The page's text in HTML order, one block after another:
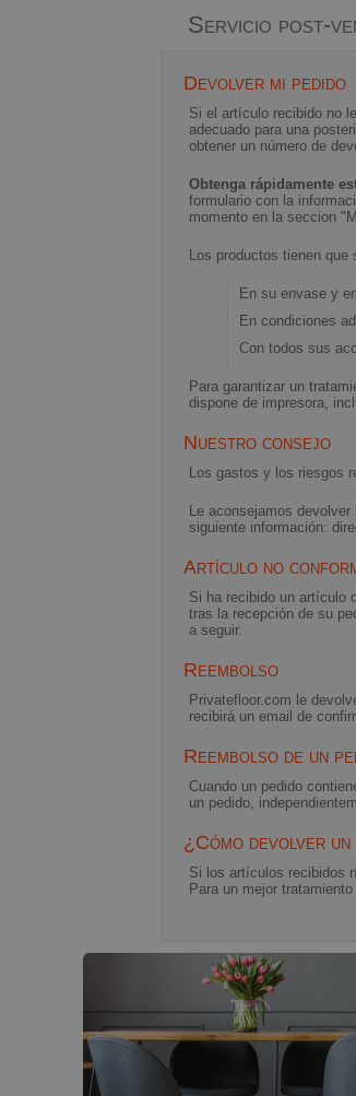
Servicio post-
Devolver mi pedido
Si el artículo recibido no
adecuado para una
obtener un número de
Obtenga rápidamente
formulario con la
momento en la seccion
Los productos tienen que
En su envase y
En condiciones
Con todos sus
Para garantizar un
dispone de impresora,
Nuestro consejo
Los gastos y los riesgos
Le aconsejamos
siguiente información:
Artículo no
Si ha recibido un artículo
tras la recepción de su
a seguir.
Reembolso
Privatefloor.com le
recibirá un email de
Reembolso de un
Cuando un pedido
un pedido,
¿Cómo devolver
Si los artículos recibidos
Para un mejor